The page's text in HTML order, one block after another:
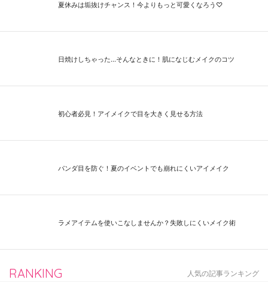
夏休みは垢抜けチャンス！今よりもっと可愛くなろう♡
日焼けしちゃった...そんなときに！肌になじむメイクのコツ
初心者必見！アイメイクで目を大きく見せる方法
パンダ目を防ぐ！夏のイベントでも崩れにくいアイメイク
ラメアイテムを使いこなしませんか？失敗しにくいメイク術
RANKING 人気の記事ランキング